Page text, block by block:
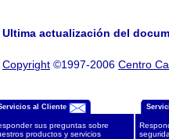
Ultima actualización del
Copyright ©1997-2006 Centro
al Cliente
sus preguntas sobre
productos y servicios